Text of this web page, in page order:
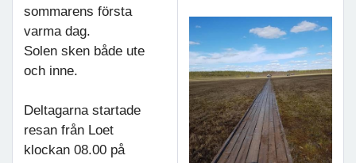
sommarens första
varma dag.
Solen sken både ute
och inne.
Deltagarna startade
resan från Loet
klockan 08.00 på